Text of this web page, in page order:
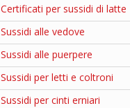
Certificati per sussidi di latte
Sussidi alle vedove
Sussidi alle puerpere
Sussidi per letti e coltroni
Sussidi per cinti erniari